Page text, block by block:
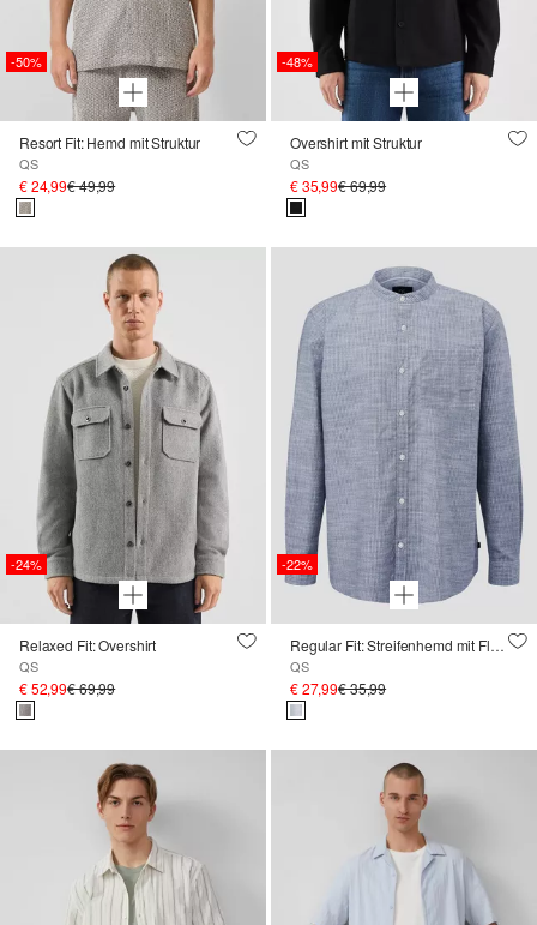
-50%
Resort Fit: Hemd mit Struktur
QS
€ 24,99€ 49,99
-48%
Overshirt mit Struktur
QS
€ 35,99€ 69,99
-24%
Relaxed Fit: Overshirt
QS
€ 52,99€ 69,99
-22%
Regular Fit: Streifenhemd mit Flammgarnstruktur
QS
€ 27,99€ 35,99